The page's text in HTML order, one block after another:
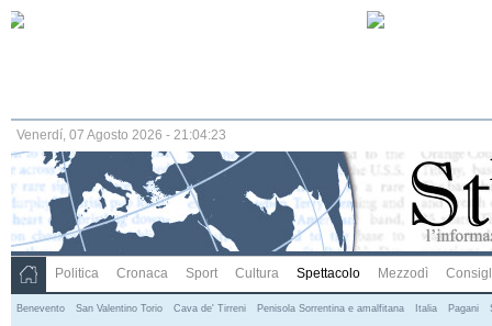
Venerdí, 07 Agosto 2026 - 21:04:23
Politica Cronaca Sport Cultura Spettacolo Mezzodì
Benevento San Valentino Torio Cava de' Tirreni Penisola Sorrentina e amalfitana Italia Pagani